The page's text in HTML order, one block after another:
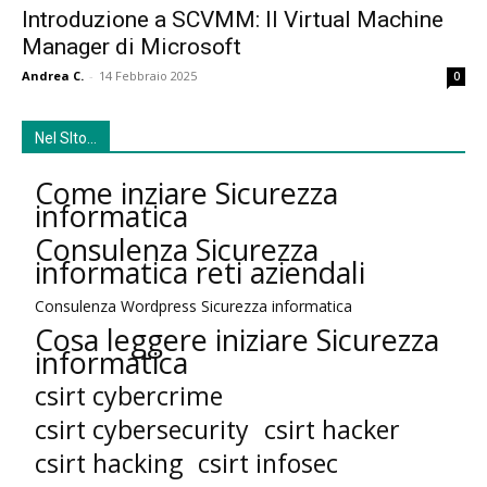
Introduzione a SCVMM: Il Virtual Machine
Manager di Microsoft
Andrea C. - 14 Febbraio 2025 0
Nel SIto…
Come inziare Sicurezza
informatica
Consulenza Sicurezza
informatica reti aziendali
Consulenza Wordpress Sicurezza informatica
Cosa leggere iniziare Sicurezza
informatica
csirt cybercrime
csirt cybersecurity csirt hacker
csirt hacking csirt infosec